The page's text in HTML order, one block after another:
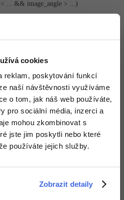
cookies
reklam, poskytování funkcí
naší návštěvnosti využíváme
o tom, jak náš web používáte,
pro sociální média, inzerci a
mohou zkombinovat s
jste jim poskytli nebo které
používáte jejich služby.
Zobrazit detaily
... && image_angle > ...)
20.12.2013 17:42
to takhle